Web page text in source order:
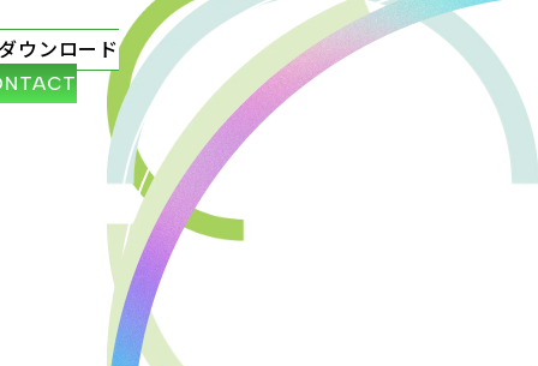
ウンロード